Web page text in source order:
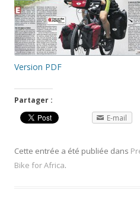
Version PDF
Partager :
E-mail
Cette entrée a été publiée dans
Bike for Africa.